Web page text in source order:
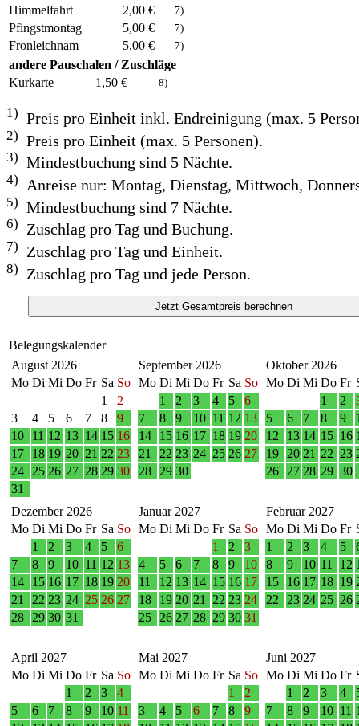
Himmelfahrt 2,00 € 7)
Pfingstmontag 5,00 € 7)
Fronleichnam 5,00 € 7)
andere Pauschalen / Zuschläge
Kurkarte
1,50 € 8)
1) Preis pro Einheit inkl. Endreinigung (max. 5
2) Preis pro Einheit (max. 5 Personen).
3) Mindestbuchung sind 5 Nächte.
4) Anreise nur: Montag, Dienstag, Mittwoch,
5) Mindestbuchung sind 7 Nächte.
6) Zuschlag pro Tag und Buchung.
7) Zuschlag pro Tag und Einheit.
8) Zuschlag pro Tag und jede Person.
Belegungskalender
August 2026
Mo Di Mi Do Fr Sa So
1
2
3
4 5 6 7 8
9
10
11 12 13 14 15 16
17
18 19 20 21 22 23
24
25 26 27 28 29 30
31
September 2026
Mo Di Mi Do Fr Sa So
1
2 3 4 5
6
7
8 9 10 11 12 13
14
15 16 17 18 19 20
21
22 23 24 25 26 27
28
29 30
Oktober 2026
Mo Di Mi Do Fr
1
2
5
6 7 8 9
12
13 14 15 16
19
20 21 22 23
26
27 28 29 30
Dezember 2026
Mo Di Mi Do Fr Sa So
1
2 3 4 5
6
7
8 9 10 11 12 13
14
15 16 17 18 19 20
21
22 23 24 25 26 27
28
29 30 31
Januar 2027
Mo Di Mi Do Fr Sa So
1
2
3
4
5 6 7 8 9
10
11
12 13 14 15 16 17
18
19 20 21 22 23 24
25
26 27 28 29 30 31
Februar 2027
Mo Di Mi Do Fr
1
2 3 4 5
8
9 10 11 12
15
16 17 18 19
22
23 24 25 26
April 2027
Mo Di Mi Do Fr Sa So
1
2 3
4
5
6 7 8 9 10 11
Mai 2027
Mo Di Mi Do Fr Sa So
1
2
3
4 5 6 7 8
9
Juni 2027
Mo Di Mi Do Fr
1
2 3 4
7
8 9 10 11